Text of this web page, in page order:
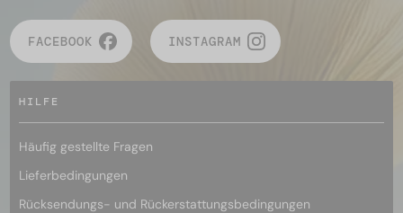
FACEBOOK INSTAGRAM
HILFE
Häufig gestellte Fragen
Lieferbedingungen
Rücksendungs- und Rückerstattungsbedingungen